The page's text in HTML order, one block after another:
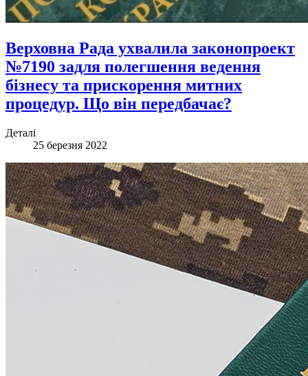
Верховна Рада ухвалила законопроект
№7190 задля полегшення ведення
бізнесу та прискорення митних
процедур. Що він передбачає?
Деталі
25 березня 2022